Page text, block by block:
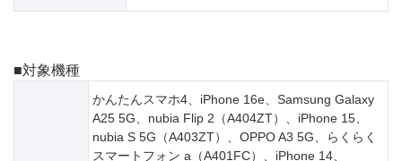
■対象機種
かんたんスマホ4、iPhone 16e、Samsung Galaxy
A25 5G、nubia Flip 2（A404ZT）、iPhone 15、
nubia S 5G（A403ZT）、OPPO A3 5G、らくらく
スマートフォン a（A401FC）、iPhone 14、